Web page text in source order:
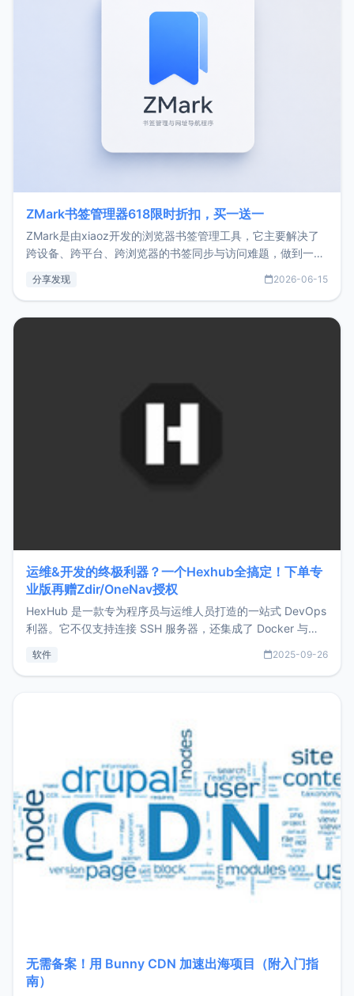
ZMark书签管理器618限时折扣，买一送一
ZMark是由xiaoz开发的浏览器书签管理工具，它主要解决了
跨设备、跨平台、跨浏览器的书签同步与访问难题，做到一处
用，让管理更高效。ZMark官网地址：
分享发现 2026-06-15
运维&开发的终极利器？一个Hexhub全搞定！下单专
业版再赠Zdir/OneNav授权
HexHub 是一款专为程序员与运维人员打造的一站式 DevOps
利器。它不仅支持连接 SSH 服务器，还集成了 Docker 与常
件间频繁切换，仅凭 HexHub 即可同时搞定运维与数据库操
软件 2025-09-26
无需备案！用 Bunny CDN 加速出海项目（附入门指
南）